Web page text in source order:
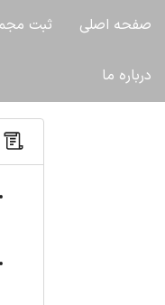
صفحه اصلی ثبت
درباره ما